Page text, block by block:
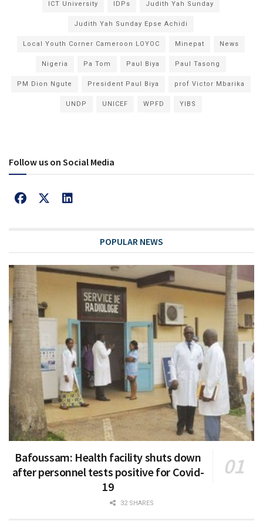
ICT University IDPs Judith Yah Sunday
Judith Yah Sunday Epse Achidi
Local Youth Corner Cameroon LOYOC Minepat News
Nigeria Pa Tom Paul Biya Paul Tasong
PM Dion Ngute President Paul Biya prof Victor Mbarika
UNDP UNICEF WPFD YIBS
Follow us on Social Media
POPULAR NEWS
Bafoussam: Health facility shuts down
after personnel tests positive for Covid-
19
32 SHARES